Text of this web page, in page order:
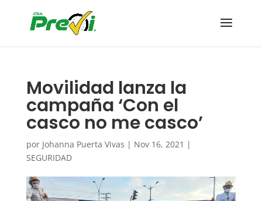
Movilidad lanza la
campaña ‘Con el
casco no me casco’
por Johanna Puerta Vivas | Nov 16, 2021 |
SEGURIDAD